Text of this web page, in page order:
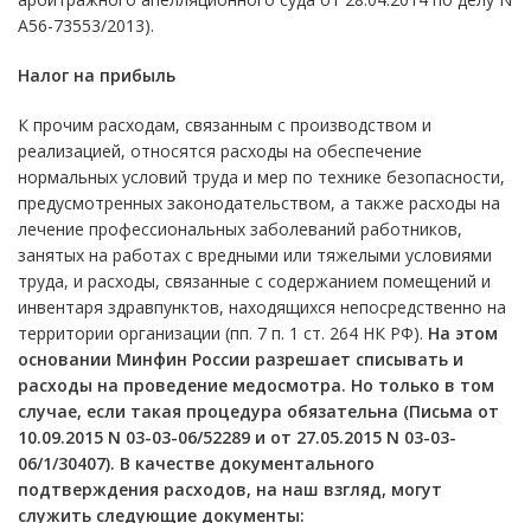
А56-73553/2013).
Налог на прибыль
К прочим расходам, связанным с производством и
реализацией, относятся расходы на обеспечение
нормальных условий труда и мер по технике безопасности,
предусмотренных законодательством, а также расходы на
лечение профессиональных заболеваний работников,
занятых на работах с вредными или тяжелыми условиями
труда, и расходы, связанные с содержанием помещений и
инвентаря здравпунктов, находящихся непосредственно на
территории организации (пп. 7 п. 1 ст. 264 НК РФ). На этом
основании Минфин России разрешает списывать и
расходы на проведение медосмотра. Но только в том
случае, если такая процедура обязательна (Письма от
10.09.2015 N 03-03-06/52289 и от 27.05.2015 N 03-03-
06/1/30407). В качестве документального
подтверждения расходов, на наш взгляд, могут
служить следующие документы: